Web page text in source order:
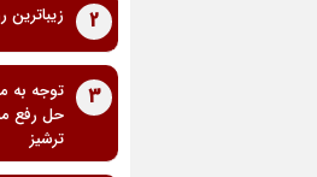
2 زیباترین
3
توجه به
حل رفع
ترشیز